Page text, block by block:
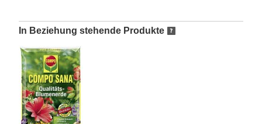
In Beziehung stehende Produkte